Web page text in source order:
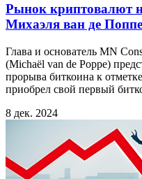
Рынок криптовалют
Михаэля ван де Поппе
Глава и основатель MN
(Michaël van de Poppe)
прорыва биткоина к
приобрел свой первый
8 дек. 2024